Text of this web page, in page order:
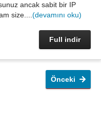
ancak sabit bir IP
size.... (devamını oku)
Full indir
Önceki